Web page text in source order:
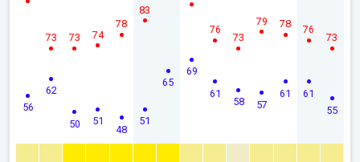
56
62
73
50
73
51
74
48
78
51
83
65
69
61
76
58
73
57
79
61
78
61
76
55
73